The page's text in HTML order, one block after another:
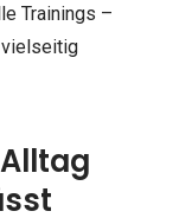
Trainings –
vielseitig